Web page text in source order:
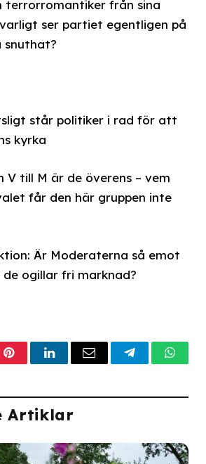
terrorromantiker från sina
ser partiet egentligen på
snuthat?
står politiker i rad för att
kyrka
V till M är de överens – vem
får den här gruppen inte
Är Moderaterna så emot
de ogillar fri marknad?
PinterestLinkedInEmail Telegram
Artiklar